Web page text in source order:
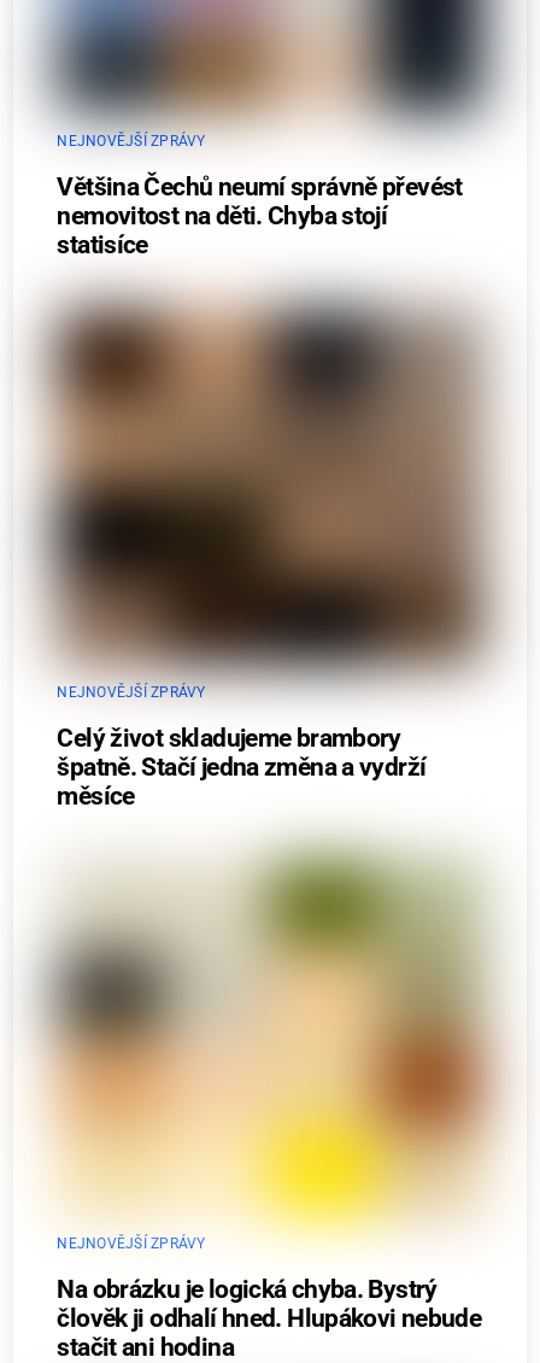
NEJNOVĚJŠÍ ZPRÁVY
Většina Čechů neumí správně převést
nemovitost na děti. Chyba stojí
statisíce
NEJNOVĚJŠÍ ZPRÁVY
Celý život skladujeme brambory
špatně. Stačí jedna změna a vydrží
měsíce
NEJNOVĚJŠÍ ZPRÁVY
Na obrázku je logická chyba. Bystrý
člověk ji odhalí hned. Hlupákovi nebude
stačit ani hodina